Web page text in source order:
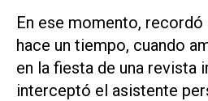
En ese momento, recordó
hace un tiempo, cuando
en la fiesta de una revista
interceptó el asistente